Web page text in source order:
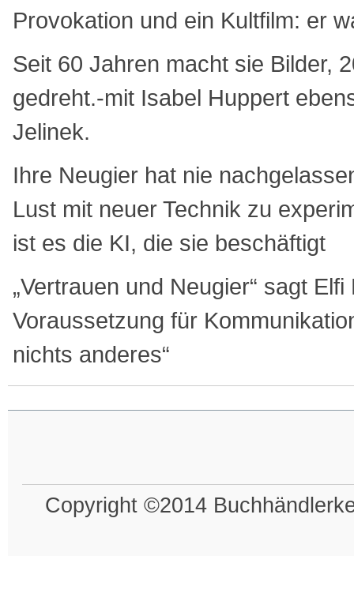
Provokation und ein Kultfilm: er
Seit 60 Jahren macht sie Bilder,
gedreht.-mit Isabel Huppert
Jelinek.
Ihre Neugier hat nie
Lust mit neuer Technik zu
ist es die KI, die sie beschäftigt
„Vertrauen und Neugier“ sagt
Voraussetzung für
nichts anderes“
Copyright ©2014